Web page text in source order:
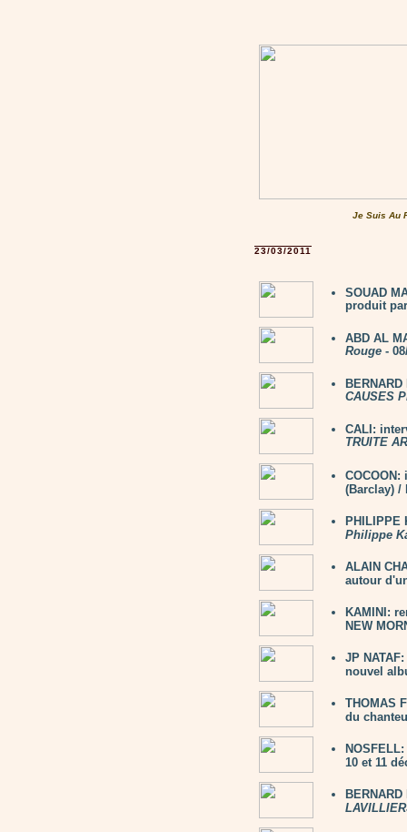
Je Suis Au
23/03/2011
SOUAD
produit
ABD AL
Rouge -
CAUSES
CALI:
TRUITE
(Barclay) /
PHILIPPE
Philippe
ALAIN
autour
KAMINI:
NEW
JP
nouvel
THOMAS
du
10 et 11